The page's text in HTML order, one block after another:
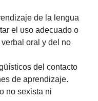
de la lengua
el uso adecuado o
oral y del no
del contacto
de aprendizaje.
no sexista ni